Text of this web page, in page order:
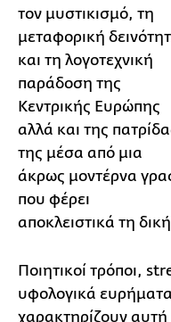
τον μυστικισμό, τη
μεταφορική
και τη λογοτεχνική
παράδοση της
Κεντρικής Ευρώπης
αλλά και της
της μέσα από μια
άκρως μοντέρνα
που φέρει
αποκλειστικά τη
Ποιητικοί τρόποι,
υφολογικά
χαρακτηρίζουν αυτή